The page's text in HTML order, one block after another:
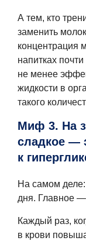
А тем, кто
заменить
концентрация
напитках
не менее
жидкости в
такого
Миф 3. На
сладкое —
к
На самом
дня. Главное
Каждый раз,
в крови